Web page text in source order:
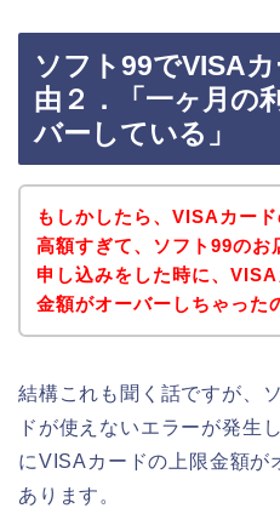
ソフト99でVISA
由２．「一ヶ月の
バーしている」
もしかしたら、VISAカー
高額すぎて、ソフト99のお
申し込みをした時に、
金額がオーバーしちゃった
結構これも聞く話ですが、
ドが使えないエラーが発生
にVISAカードの上限金額が
あります。